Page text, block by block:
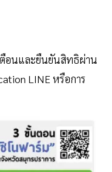
ตือนและยืนยันสิทธิผ่าน
LINE หรือการ